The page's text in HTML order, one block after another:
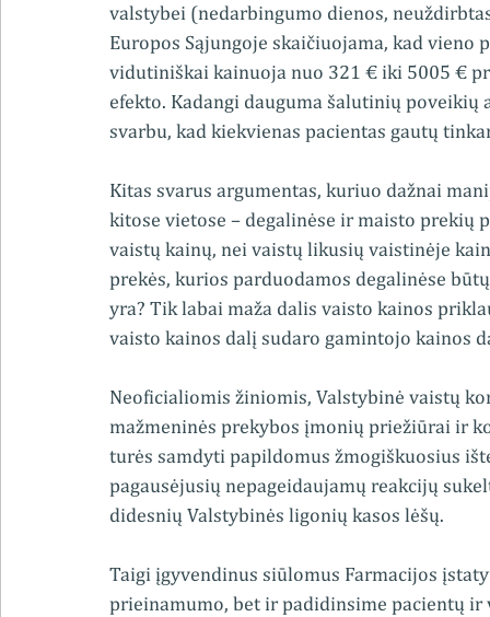
valstybei (nedarbingumo dienos,
Europos Sąjungoje skaičiuojama, kad vieno
vidutiniškai kainuoja nuo 321 € iki 5005 €
efekto. Kadangi dauguma šalutinių
svarbu, kad kiekvienas pacientas gautų
Kitas svarus argumentas, kuriuo dažnai
kitose vietose – degalinėse ir maisto prekių
vaistų kainų, nei vaistų likusių vaistinėje
prekės, kurios parduodamos degalinėse
yra? Tik labai maža dalis vaisto kainos
vaisto kainos dalį sudaro gamintojo kainos
Neoficialiomis žiniomis, Valstybinė vaistų
mažmeninės prekybos įmonių priežiūrai ir
turės samdyti papildomus žmogiškuosius
pagausėjusių nepageidaujamų reakcijų
didesnių Valstybinės ligonių kasos lėšų.
Taigi įgyvendinus siūlomus Farmacijos
prieinamumo, bet ir padidinsime pacientų